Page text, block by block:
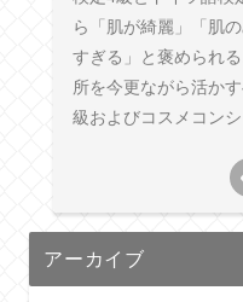
ら「肌が綺麗」「肌
すぎる」と褒められ
所を今更ながら活か
級およびコスメコン
アーカイブ